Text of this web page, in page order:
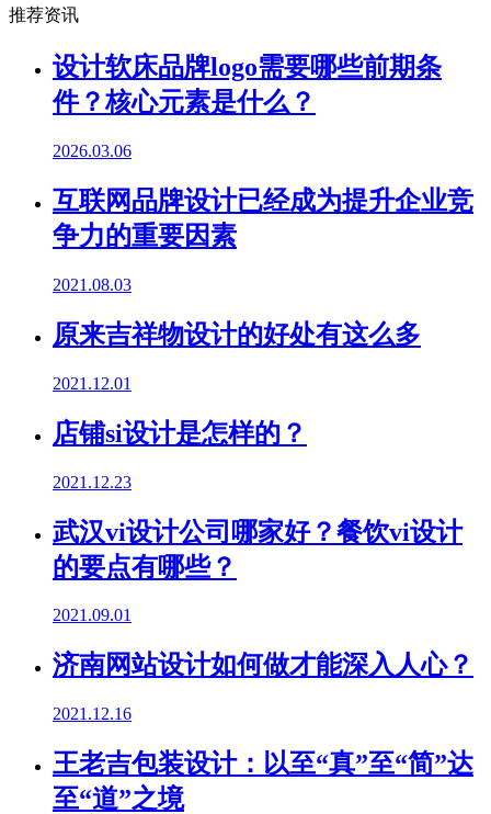
推荐资讯
设计软床品牌logo需要哪些前期条
件？核心元素是什么？
2026.03.06
互联网品牌设计已经成为提升企业竞
争力的重要因素
2021.08.03
原来吉祥物设计的好处有这么多
2021.12.01
店铺si设计是怎样的？
2021.12.23
武汉vi设计公司哪家好？餐饮vi设计
的要点有哪些？
2021.09.01
济南网站设计如何做才能深入人心？
2021.12.16
王老吉包装设计：以至“真”至“简”达
至“道”之境